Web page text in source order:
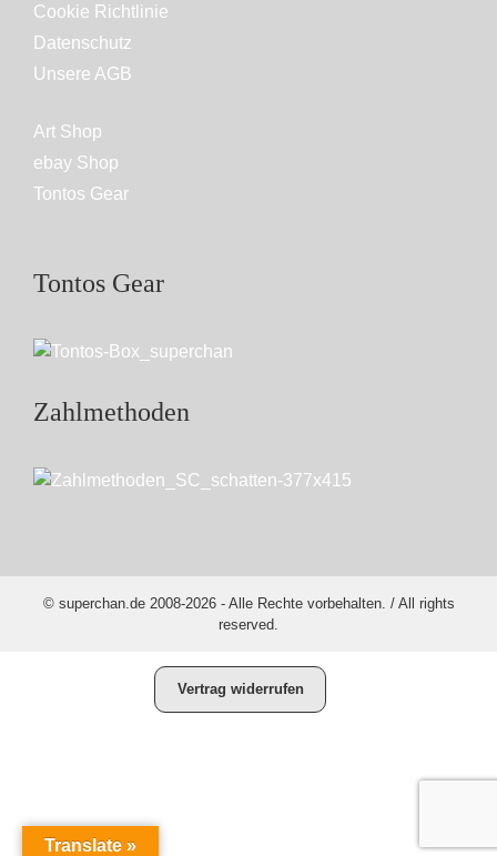
Cookie Richtlinie
Datenschutz
Unsere AGB
Art Shop
ebay Shop
Tontos Gear
Tontos Gear
Zahlmethoden
© superchan.de 2008-2026 - Alle Rechte vorbehalten. / All rights
reserved.
Vertrag widerrufen
Translate »